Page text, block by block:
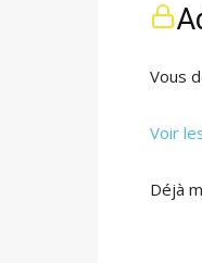
Vous
Voir
Déjà